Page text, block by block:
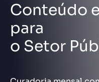
Conteúdo
para
o Setor